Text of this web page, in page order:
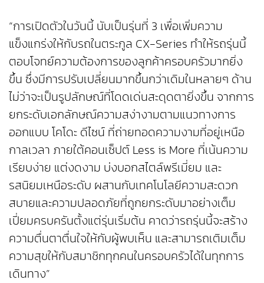
“การเปิดตัวในวันนี้ นับเป็นรุ่นที่ 3 เพื่อเพิ่มความ
แข็งแกร่งให้กับรถในตระกูล CX-Series ทำให้รถรุ่นนี้
ตอบโจทย์ความต้องการของลูกค้าครอบครัวมากยิ่ง
ขึ้น ซึ่งมีการปรับเปลี่ยนมากขึ้นกว่าเดิมในหลายๆ ด้าน
ไม่ว่าจะเป็นรูปลักษณ์ที่โดดเด่นสะดุดตายิ่งขึ้น จากการ
ยกระดับเอกลักษณ์ความสง่างามตามแนวทางการ
ออกแบบ โคโดะ ดีไซน์ ที่ถ่ายทอดความงามที่อยู่เหนือ
กาลเวลา ภายใต้คอนเซ็ปต์ Less is More ที่เน้นความ
เรียบง่าย แต่งดงาม บ่งบอกสไตล์พรีเมี่ยม และ
รสนิยมเหนือระดับ ผสานกับเทคโนโลยีความสะดวก
สบายและความปลอดภัยที่ถูกยกระดับมาอย่างเต็ม
เปี่ยมครบครันตั้งแต่รุ่นเริ่มต้น คาดว่ารถรุ่นนี้จะสร้าง
ความตื่นตาตื่นใจให้กับผู้พบเห็น และสามารถเติมเต็ม
ความสุขให้กับสมาชิกทุกคนในครอบครัวได้ในทุกการ
เดินทาง”